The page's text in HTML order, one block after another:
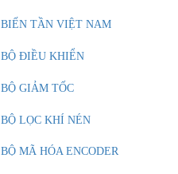
BIẾN TẦN VIỆT NAM
BỘ ĐIỀU KHIỂN
BỘ GIẢM TỐC
BỘ LỌC KHÍ NÉN
BỘ MÃ HÓA ENCODER